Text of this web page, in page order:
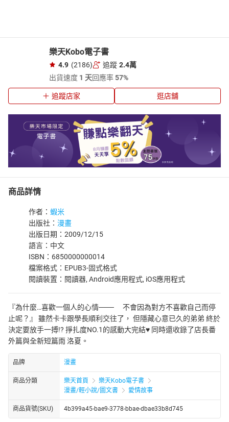
樂天Kobo電子書
4.9 (2186) 追蹤 2.4萬
出貨速度 1 天回應率57%
追蹤店家 逛店舖
商品詳情
作者： 蝦米
出版社： 漫畫
出版日期：2009/12/15
語言：中文
ISBN：6850000000014
檔案格式：EPUB3-固式格式
閱讀裝置：閱讀器, Android應用程式, iOS應用程式
『為什麼…喜歡一個人的心情─── 不會因為對方不喜歡自己而停
止呢？』 雖然卡卡跟學長順利交往了， 但隱藏心意已久的弟弟 終於
決定要放手一搏!? 掙扎度NO.1的感動大完結♥ 同時還收錄了店長番
外篇與全新短篇雨 洛夏。
品牌 漫畫
商品分類 樂天首頁
樂天Kobo電子書
漫畫/輕小說/圖文書
愛情故事
商品貨號(SKU) 4b399a45-bae9-3778-bbae-dbae33b8d745